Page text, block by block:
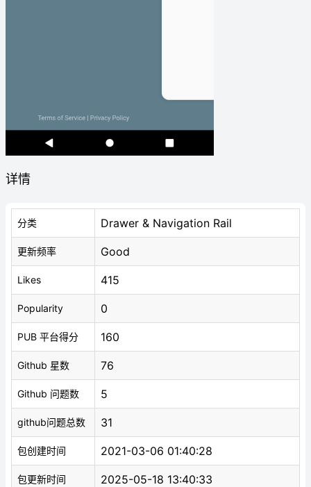
详情
分类 Drawer & Navigation Rail
更新频率 Good
Likes 415
Popularity 0
PUB 平台得分 160
Github 星数 76
Github 问题数 5
github问题总数 31
包创建时间 2021-03-06 01:40:28
包更新时间 2025-05-18 13:40:33